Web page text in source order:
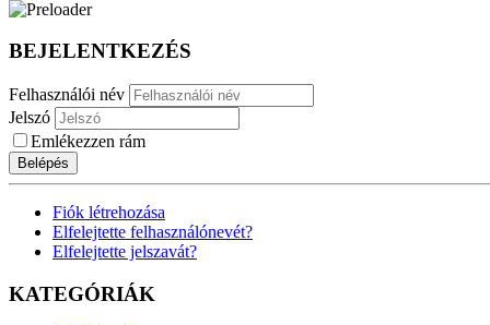
BEJELENTKEZÉS
Felhasználói név
Jelszó
Emlékezzen rám
Belépés
Fiók létrehozása
Elfelejtette felhasználónevét?
Elfelejtette jelszavát?
KATEGÓRIÁK